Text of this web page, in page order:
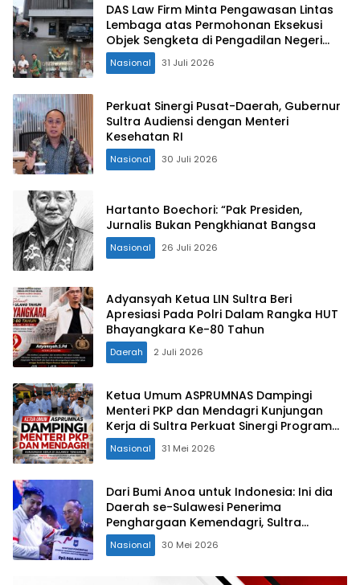
DAS Law Firm Minta Pengawasan Lintas
Lembaga atas Permohonan Eksekusi
Objek Sengketa di Pengadilan Negeri
Jakarta Selatan
Nasional 31 Juli 2026
Perkuat Sinergi Pusat-Daerah, Gubernur
Sultra Audiensi dengan Menteri
Kesehatan RI
Nasional 30 Juli 2026
Hartanto Boechori: “Pak Presiden,
Jurnalis Bukan Pengkhianat Bangsa
Nasional 26 Juli 2026
Adyansyah Ketua LIN Sultra Beri
Apresiasi Pada Polri Dalam Rangka HUT
Bhayangkara Ke-80 Tahun
Daerah 2 Juli 2026
Ketua Umum ASPRUMNAS Dampingi
Menteri PKP dan Mendagri Kunjungan
Kerja di Sultra Perkuat Sinergi Program
Rumah Layak Huni dan Konsolidasi
Organisasi
Nasional 31 Mei 2026
Dari Bumi Anoa untuk Indonesia: Ini dia
Daerah se-Sulawesi Penerima
Penghargaan Kemendagri, Sultra
Kategori Ke-II
Nasional 30 Mei 2026